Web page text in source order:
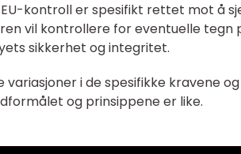
kontroll er spesifikt rettet mot å
vil kontrollere for eventuelle tegn
sikkerhet og integritet.
i de spesifikke kravene
og prinsippene er like.